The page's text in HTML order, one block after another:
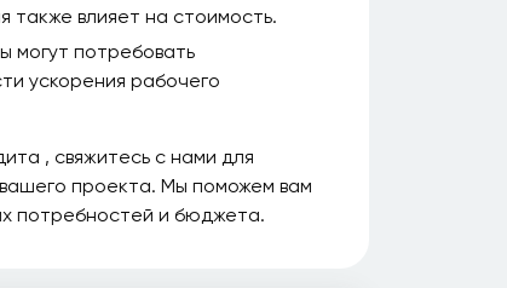
также влияет на стоимость.
могут потребовать
ускорения рабочего
, свяжитесь с нами для
проекта. Мы поможем вам
потребностей и бюджета.